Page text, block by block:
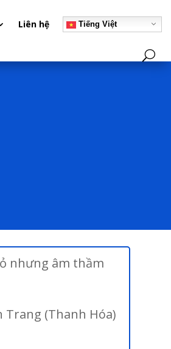
Liên hệ Tiếng Việt
nhưng âm thầm
(Thanh Hóa)